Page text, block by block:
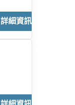
詳細資訊